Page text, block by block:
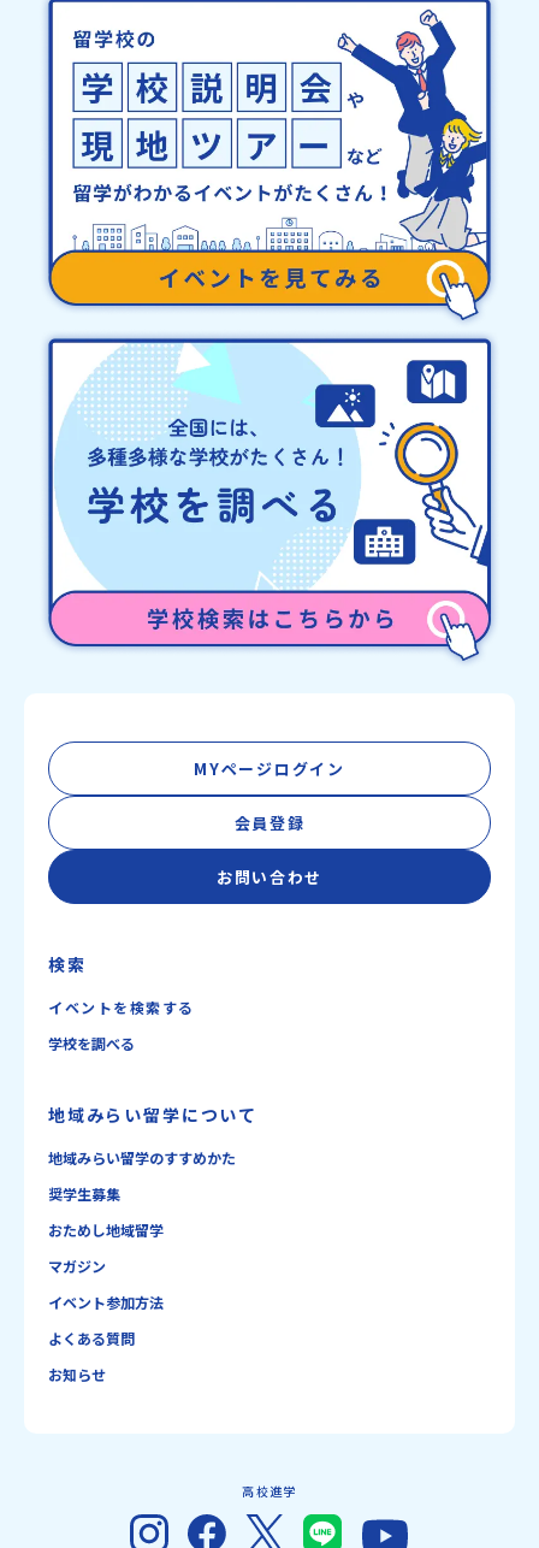
す。ご了承ください。プログラム開催日の前日＜8月3日＞から、
【キャンセルのご連絡日：お支払いいただく旅行代金】・21日目に
あたる日以前：無料・20日目-8日目：20％・7日目-2日目：30％・
プログラム開始日の前日：40％・プログラム開始日当日：50％・ご
連絡無しでの不参加またはプログラム開始後の解除：100％・催行中
止について天候などの状況等によって開催を見合わせる可能性があ
ります。その場合は原則、開催日1週間前までにご連絡いたします。
又、最少催行人数に達しなかった場合は、開催日3週間前までに催行
中止の旨をメールにてご連絡いたします。・よくあるご質問その
他、よくあるご質問についてはこちらをご確認ください。運営団体
について＜プログラム主催：一般財団法人地域・教育魅力化プラッ
トフォーム＞「意志ある若者にあふれる持続可能な地域・社会をつ
くる」というビジョンを掲げ、2017年3月に島根県に設立した教育
事業団体です。日本全国約200の高校と連携しながら、中学卒業後に
地域の枠を越えて生徒一人ひとりの夢や価値観に合った地域・学校
で1〜3年間過ごすことができるシステム「地域みらい留学」をはじ
めとした、教育事業や地域活性モデルをつくり続けています。名
称：一般財団法人地域・教育魅力化プラットフォーム設 立：2017
年3月代表者：岩本 悠所在地：〒690-0842 島根県松江市東本町二
丁目25-6 みらいBASE2階 その他所在地公式HP：http://c-
platform.or.jp/お問い合わせ先担当：小川・小原E-mail：
info@miratabi.jp「おためし地域留学体験」のプログラム開催情報
を公式LINEにて配信中！ぜひご登録ください♪地域みらい留学公式
MYページログイン
会員登録
お問い合わせ
検索
イベントを検索する
学校を調べる
地域みらい留学について
地域みらい留学のすすめかた
奨学生募集
おためし地域留学
マガジン
イベント参加方法
よくある質問
お知らせ
高校進学